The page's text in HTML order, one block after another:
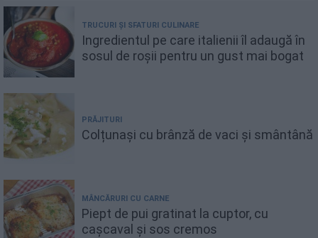
TRUCURI ȘI SFATURI CULINARE
Ingredientul pe care italienii îl adaugă în
sosul de roșii pentru un gust mai bogat
PRĂJITURI
Colțunași cu brânză de vaci și smântână
MÂNCĂRURI CU CARNE
Piept de pui gratinat la cuptor, cu
cașcaval și sos cremos